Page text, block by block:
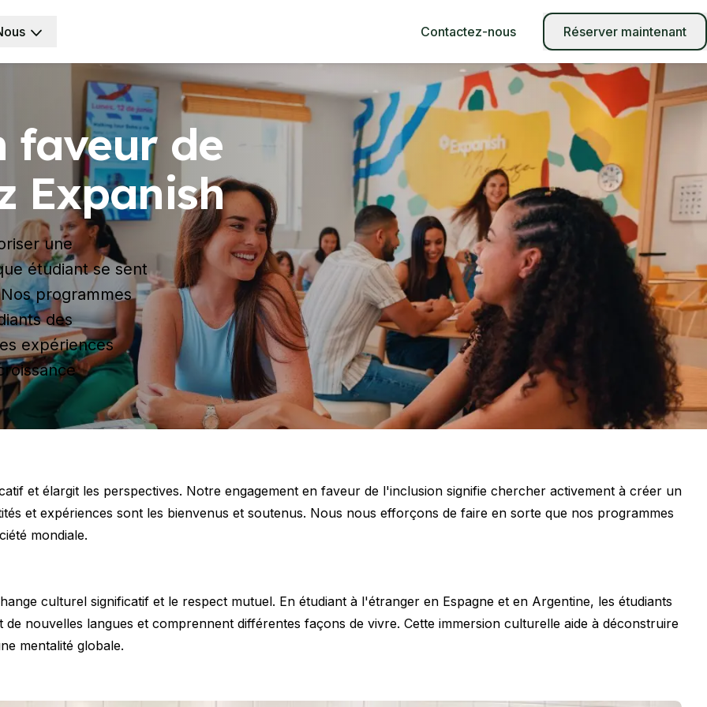
Contactez-nous Réserver maintenant
faveur de
Expanish
une
étudiant se sent
programmes
des
expériences
et élargit les perspectives. Notre engagement en faveur de l'inclusion signifie chercher activement à créer un
et expériences sont les bienvenus et soutenus. Nous nous efforçons de faire en sorte que nos programmes
mondiale.
culturel significatif et le respect mutuel. En étudiant à l'étranger en Espagne et en Argentine, les étudiants
nouvelles langues et comprennent différentes façons de vivre. Cette immersion culturelle aide à déconstruire
mentalité globale.